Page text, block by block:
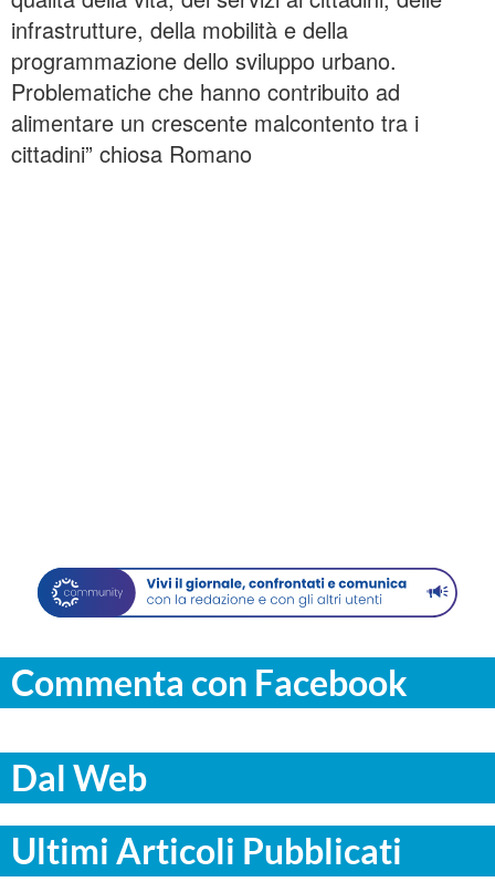
infrastrutture, della mobilità e della
programmazione dello sviluppo urbano.
Problematiche che hanno contribuito ad
alimentare un crescente malcontento tra i
cittadini” chiosa Romano
Commenta con Facebook
Dal Web
Ultimi Articoli Pubblicati